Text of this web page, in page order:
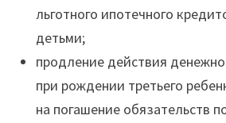
льготного ипотечного
детьми;
продление действия
при рождении третьего
на погашение обязательств